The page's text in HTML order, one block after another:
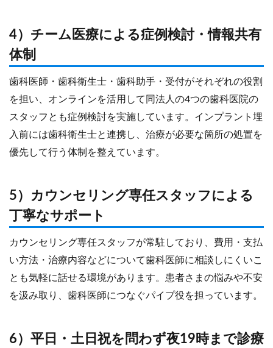
4）チーム医療による症例検討・情報共有
体制
歯科医師・歯科衛生士・歯科助手・受付がそれぞれの役割
を担い、オンラインを活用して同法人の4つの歯科医院の
スタッフとも症例検討を実施しています。インプラント埋
入前には歯科衛生士と連携し、治療が必要な箇所の処置を
優先して行う体制を整えています。
5）カウンセリング専任スタッフによる
丁寧なサポート
カウンセリング専任スタッフが常駐しており、費用・支払
い方法・治療内容などについて歯科医師に相談しにくいこ
とも気軽に話せる環境があります。患者さまの悩みや不安
を汲み取り、歯科医師につなぐパイプ役を担っています。
6）平日・土日祝を問わず夜19時まで診療